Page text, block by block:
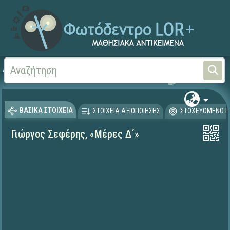
Αρχική Γλώσσα και Λογοτεχνία
ΒΑΣΙΚΑ ΣΤΟΙΧΕΙΑ ΣΤΟΙΧΕΙΑ ΑΞΙΟΠΟΙΗΣΗΣ ΣΤΟΧΕΥΟΜΕΝΟ
Γιώργος Σεφέρης, «Μέρες Δ΄»